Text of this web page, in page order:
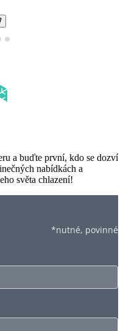
a buďte první, kdo se dozví
nabídkách a
světa chlazení!
*nutné, povinné